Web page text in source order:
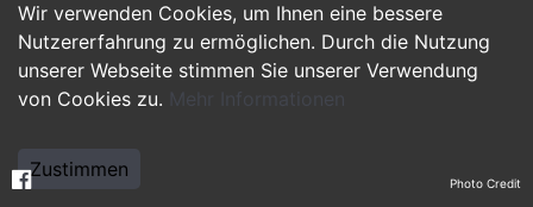
Wir verwenden Cookies, um Ihnen eine bessere
Nutzererfahrung zu ermöglichen. Durch die Nutzung
unserer Webseite stimmen Sie unserer Verwendung
von Cookies zu. Mehr Informationen
Zustimmen
Personalwesen Assistenz, Sekretariat
Hilfskräfte, Aushilfs- und Nebenjobs
Weiterbildung, Studium, duale Ausbildung Photo Credit